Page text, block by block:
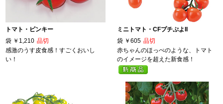
トマト・ピンキー
袋 ￥1,210 品切
感激のうす皮食感！すごくおいし
い！
ミニトマト・CFプチぷよII
袋 ￥605 品切
赤ちゃんのほっぺのような、トマト
のイメージを超えた新食感！